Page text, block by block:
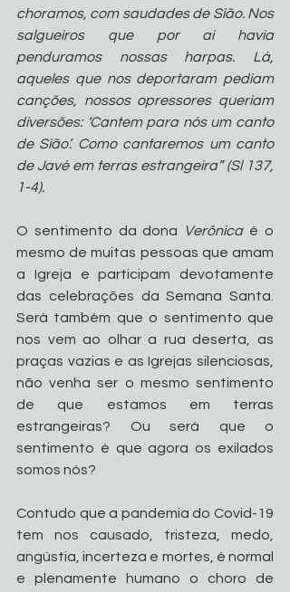
choramos, com saudades de Sião. Nos
salgueiros que por aí havia
penduramos nossas harpas. Lá,
aqueles que nos deportaram pediam
canções, nossos opressores queriam
diversões: ‘Cantem para nós um canto
de Sião’. Como cantaremos um canto
de Javé em terras estrangeira” (Sl 137,
1-4).
O sentimento da dona Verônica é o
mesmo de muitas pessoas que amam
a Igreja e participam devotamente
das celebrações da Semana Santa.
Será também que o sentimento que
nos vem ao olhar a rua deserta, as
praças vazias e as Igrejas silenciosas,
não venha ser o mesmo sentimento
de que estamos em terras
estrangeiras? Ou será que o
sentimento é que agora os exilados
somos nós?
Contudo que a pandemia do Covid-19
tem nos causado, tristeza, medo,
angústia, incerteza e mortes, é normal
e plenamente humano o choro de